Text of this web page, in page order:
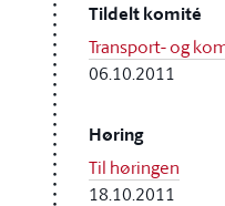
Tildelt komité
Transport- og
06.10.2011
Høring
Til høringen
18.10.2011